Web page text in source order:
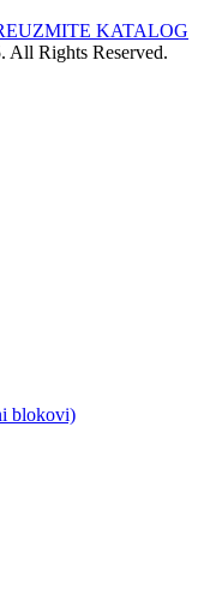
KATALOG
All Rights Reserved.
blokovi)